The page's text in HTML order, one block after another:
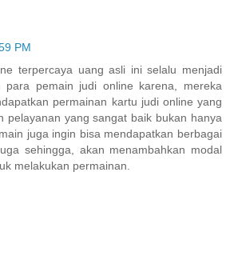
PM
terpercaya uang asli ini selalu menjadi
para pemain judi online karena, mereka
permainan kartu judi online yang
pelayanan yang sangat baik bukan hanya
juga ingin bisa mendapatkan berbagai
sehingga, akan menambahkan modal
melakukan permainan.